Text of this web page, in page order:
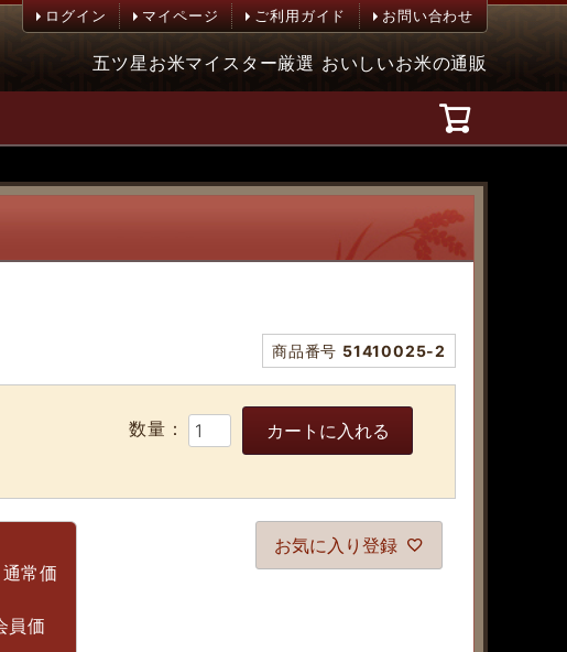
ログイン マイページ ご利用ガイド お問い合わせ
五ツ星お米マイスター厳選 おいしいお米の通販
商品番号 51410025-2
カートに入れる
常価
員価
お気に入り登録